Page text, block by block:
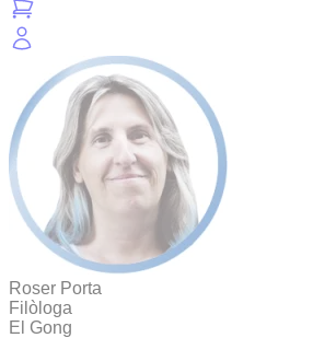
Roser Porta
Filòloga
El Gong